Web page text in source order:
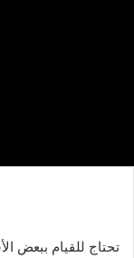
تحتاج للقيام ببعض